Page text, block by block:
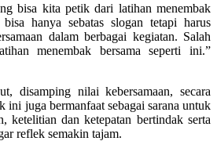
bisa kita petik dari latihan menembak
hanya sebatas slogan tetapi harus
dalam berbagai kegiatan. Salah
menembak bersama seperti ini.”
disamping nilai kebersamaan, secara
ini juga bermanfaat sebagai sarana untuk
ketelitian dan ketepatan bertindak serta
reflek semakin tajam.